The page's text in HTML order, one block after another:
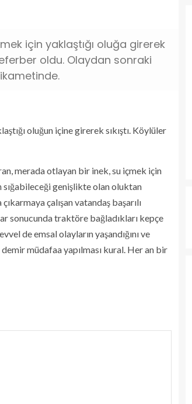
için yaklaştığı oluğa girerek
oldu. Olaydan sonraki
oluğun içine girerek sıkıştı. Köylüler
merada otlayan bir inek, su içmek için
sığabileceği genişlikte olan oluktan
çalışan vatandaş başarılı
sonucunda traktöre bağladıkları kepçe
de emsal olayların yaşandığını ve
müdafaa yapılması kural. Her an bir